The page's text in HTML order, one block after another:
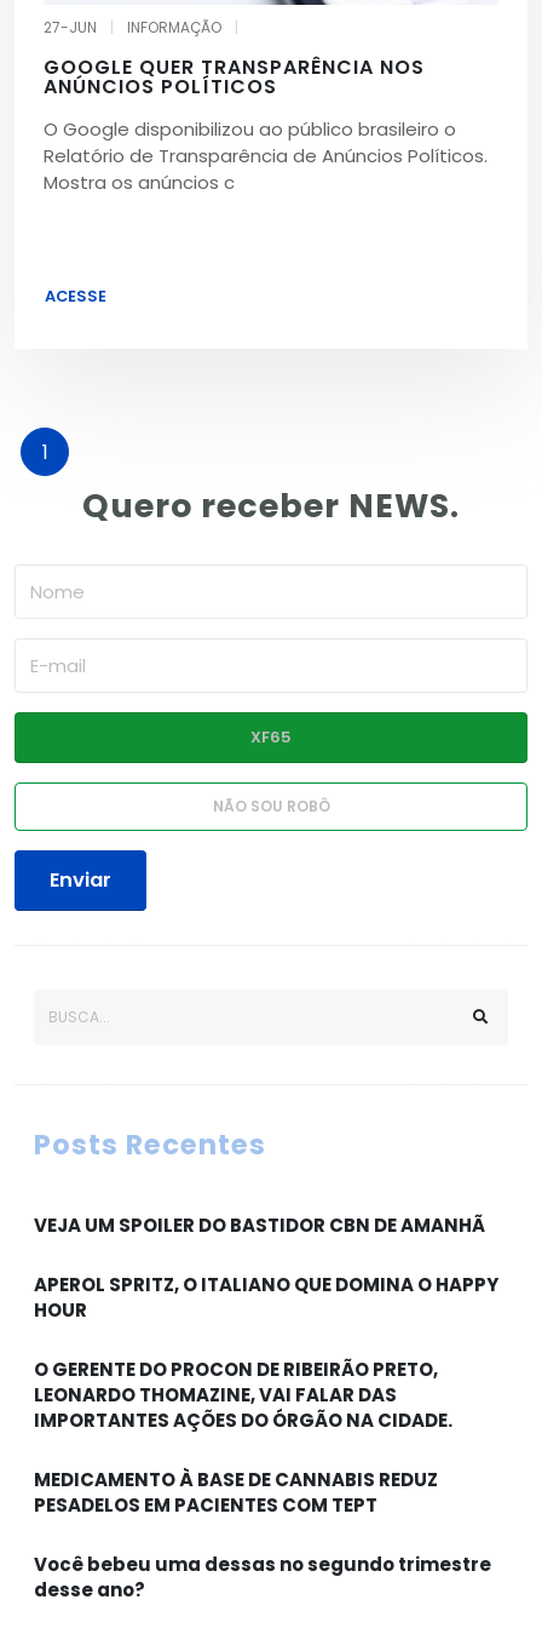
27-JUN INFORMAÇÃO
GOOGLE QUER TRANSPARÊNCIA NOS
ANÚNCIOS POLÍTICOS
O Google disponibilizou ao público brasileiro o
Relatório de Transparência de Anúncios Políticos.
Mostra os anúncios c
ACESSE
1
Quero receber NEWS.
Enviar
Posts Recentes
VEJA UM SPOILER DO BASTIDOR CBN DE AMANHÃ
APEROL SPRITZ, O ITALIANO QUE DOMINA O HAPPY
HOUR
O GERENTE DO PROCON DE RIBEIRÃO PRETO,
LEONARDO THOMAZINE, VAI FALAR DAS
IMPORTANTES AÇÕES DO ÓRGÃO NA CIDADE.
MEDICAMENTO À BASE DE CANNABIS REDUZ
PESADELOS EM PACIENTES COM TEPT
Você bebeu uma dessas no segundo trimestre
desse ano?